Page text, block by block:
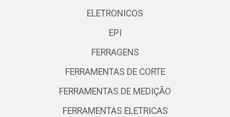
ELETRONICOS
EPI
FERRAGENS
FERRAMENTAS DE CORTE
FERRAMENTAS DE MEDIÇÃO
FERRAMENTAS ELETRICAS